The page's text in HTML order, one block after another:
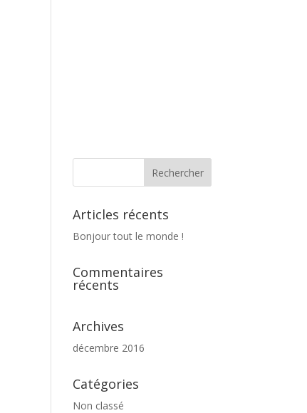
Articles récents
Bonjour tout le monde !
Commentaires
récents
Archives
décembre 2016
Catégories
Non classé